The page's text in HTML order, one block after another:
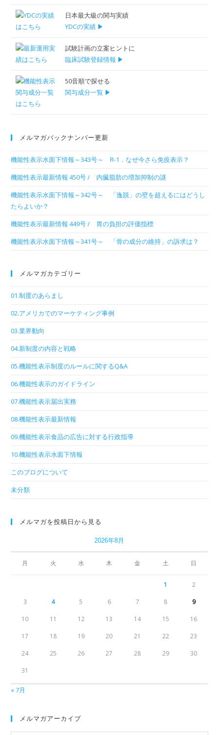
日本最大級の関与実績
YDCの実績 ▶
試験計画の立案ヒントに
臨床試験登録情報 ▶
50音順で探せる
関与成分一覧 ▶
メルマガバックナンバー更新
機能性表示水面下情報～343号～ R-1．なぜ今さら免疫表示？
機能性表示最新情報 450号 / 内臓脂肪の増加抑制の謎
機能性表示水面下情報～342号～ 「逸脱」の壁を超えるにはどうし
たらよいか？
機能性表示最新情報 449号 / 胃の負担の評価指標
機能性表示水面下情報～341号～ 「骨の成分の維持」の訴求は？
メルマガカテゴリー
01.制度のあらまし
02.アメリカでのマーケティング事例
03.業界動向
04.新制度の内容と戦略
05.機能性表示制度のルールに関するQ&A
06.機能性表示のガイドライン
07.機能性表示届出実務
08.機能性表示最新情報
09.機能性表示食品の広告に対する行政指導
10.機能性表示水面下情報
このブログについて
未分類
メルマガを投稿日から見る
2026年8月
月 火 水 木 金 土 日
1 2
3 4 5 6 7 8 9
10 11 12 13 14 15 16
17 18 19 20 21 22 23
24 25 26 27 28 29 30
31
« 7月
メルマガアーカイブ